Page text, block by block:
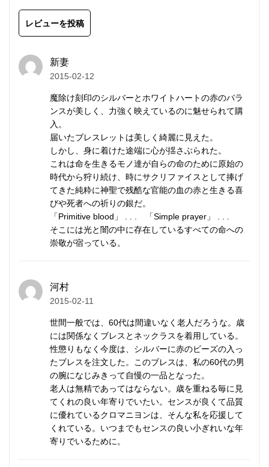
赤と銀の配色と配列が精彩を放ちます。
留め具
（SV925/イタリア製）を使用しています。デザイン
す。※商品写真の留め具は仕様を変更しました。
ワイヤーをかしめるストッパーには、アルジェンティ
ウムシルバー（SV940/アメリカ製）を現在採用して
います。
一般的なストッパーより、耐久性と強度にはるかに優
れ、変色しにくく、白い輝きを持続します。
メンズ/レディース兼用。アンクレットにもご利用い
ただけます。
カレン族の手仕事によるシルバ
ービーズ
カレンシルバーはタイの山岳民族カレン族の手仕事に
よって、伝統的手法で丹念に作られます。
マットな質感が特徴で、 刻印の一つ一つが異なる表情
を持ち、素朴なぬくもりが心に響きます。
研磨されていない温かみのある質感、無骨で荒削りな
レビューを投稿
新妻
2015-02-12
魔除け刻印のシルバーとホワイトハートの赤のバラ
ンスが美しく、力強く映えているのに魅せられて購
入。
届いたブレスレットは美しく綺麗に見えた。
しかし、身に着けた途端に心が揺さぶられた。
これは命を生きるモノ達が自らの命のために原始の
時代から狩り続け、時にサクリファイスとして捧げ
てきた純粋に神聖で残酷な官能の血の赤と生きる喜
びや死者への祈りの銀だ。
「Primitive blood」 . . . 「Simple prayer」 . . .
そこには光と闇の中に存在しているすべての命への
崇敬が宿っている。
河村
2015-02-11
世間一般では、60代は間違いなく老人だろうな。歳
には関係なくブレスとネックラスを着用している。
性懲りもなく今度は、シルバーに赤のビーズの入っ
たブレスを注文した。このブレスは、私の60代の男
の腕になじみきって自慢の一品となった。
老人は無精であってはならない。歳を重ねる毎に見
てくれの良い年寄りでいたい。センスが良くて品質
に優れているクロマニヨンは、そんな私を応援して
くれている。いつまでもセンスの良い小ぎれいな年
寄りでいるために。